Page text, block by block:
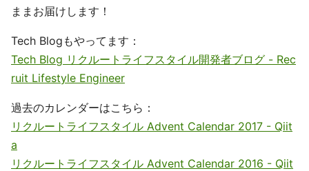
ままお届けします！
Tech Blogもやってます：
Tech Blog リクルートライフスタイル開発者ブログ - Rec
ruit Lifestyle Engineer
過去のカレンダーはこちら：
リクルートライフスタイル Advent Calendar 2017 - Qiit
a
リクルートライフスタイル Advent Calendar 2016 - Qiit